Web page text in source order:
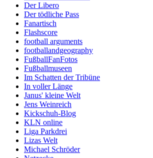
Der Libero
Der tödliche Pass
Fanartisch
Flashscore
football arguments
footballandgeography
FußballFanFotos
Fußballmuseen
Im Schatten der Tribüne
In voller Länge
Janus' kleine Welt
Jens Weinreich
Kickschuh-Blog
KLN online
Liga Parkdrei
Lizas Welt
Michael Schröder